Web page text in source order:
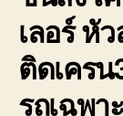
เลอร์ หั
ติดเคร
รถเฉพา